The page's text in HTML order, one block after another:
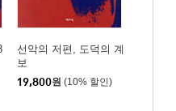
선악의 저편, 도덕의 계
보
19,800원 (10% 할인)